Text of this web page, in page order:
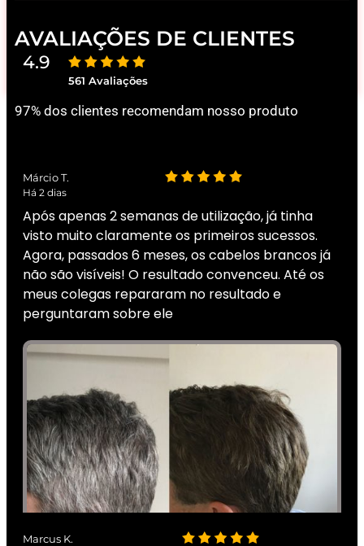
AVALIAÇÕES DE CLIENTES
4.9
561 Avaliações
97% dos clientes recomendam nosso produto
Márcio T.
Há 2 dias
Após apenas 2 semanas de utilização, já tinha
visto muito claramente os primeiros sucessos.
Agora, passados 6 meses, os cabelos brancos já
não são visíveis! O resultado convenceu. Até os
meus colegas repararam no resultado e
perguntaram sobre ele
Marcus K.